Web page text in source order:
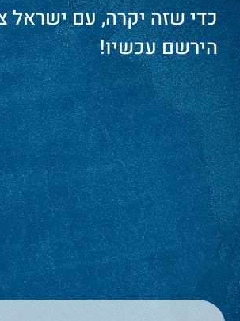
כדי שזה יקרה, עם ישראל
הירשם עכשיו!